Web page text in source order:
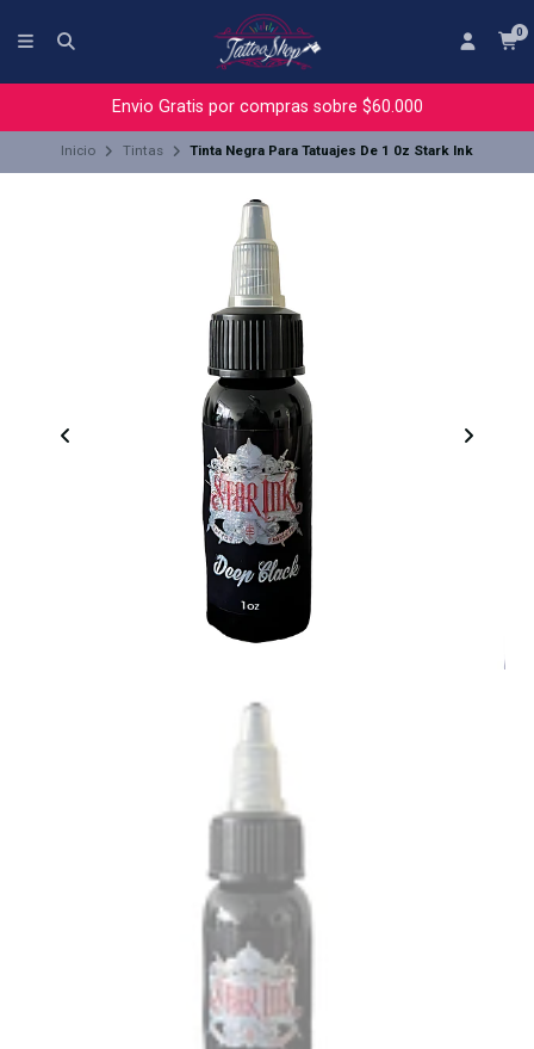
0
Envio Gratis por compras sobre $60.000
Inicio Tintas Tinta Negra Para Tatuajes De 1 0z Stark Ink